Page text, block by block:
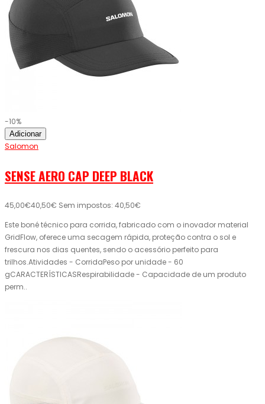
-10%
Adicionar
Salomon
SENSE AERO CAP DEEP BLACK
45,00€40,50€ Sem impostos: 40,50€
Este boné técnico para corrida, fabricado com o inovador material
GridFlow, oferece uma secagem rápida, proteção contra o sol e
frescura nos dias quentes, sendo o acessório perfeito para
trilhos.Atividades - CorridaPeso por unidade - 60
gCARACTERÍSTICASRespirabilidade - Capacidade de um produto
perm..